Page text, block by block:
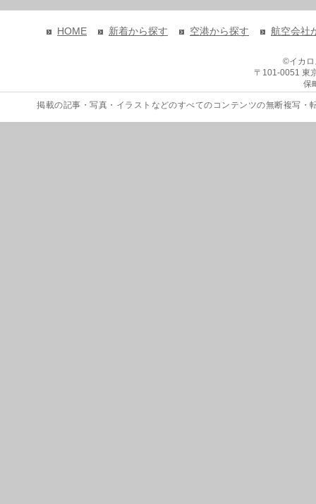
HOME 新着から探す 空港から探す 航空会社
©イカ
〒101-0051 東
保
掲載の記事・写真・イラストなどのすべてのコンテンツの無断複